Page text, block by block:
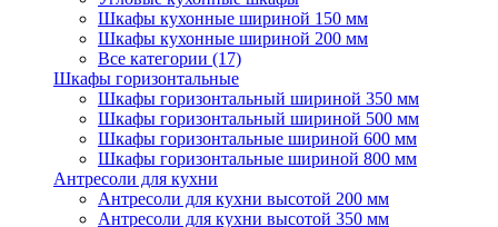
Шкафы кухонные шириной 150 мм
Шкафы кухонные шириной 200 мм
Все категории (17)
Шкафы горизонтальные
Шкафы горизонтальный шириной 350 мм
Шкафы горизонтальный шириной 500 мм
Шкафы горизонтальные шириной 600 мм
Шкафы горизонтальные шириной 800 мм
Антресоли для кухни
Антресоли для кухни высотой 200 мм
Антресоли для кухни высотой 350 мм